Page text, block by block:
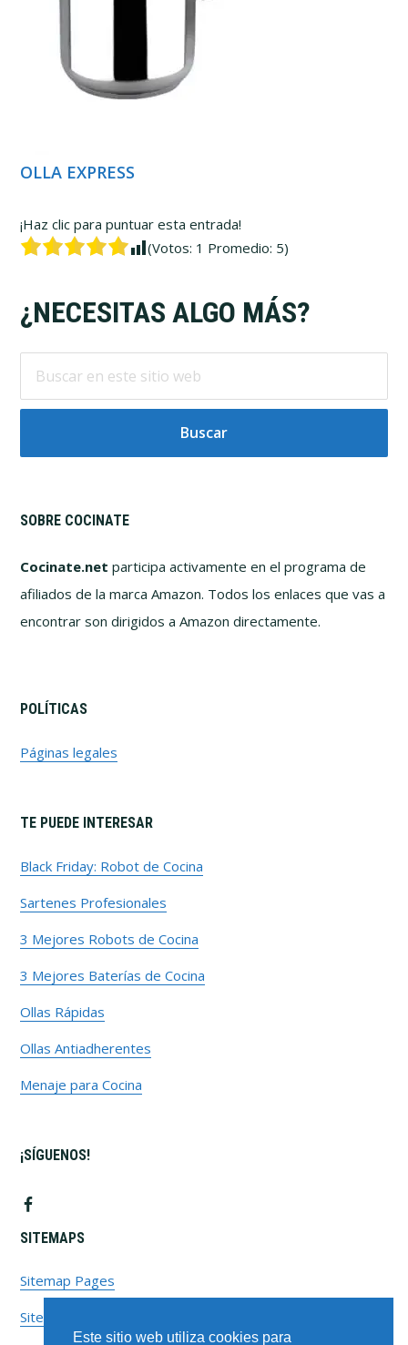
OLLA EXPRESS
¡Haz clic para puntuar esta entrada!
(Votos: 1 Promedio: 5)
Footer
¿NECESITAS ALGO MÁS?
este
SOBRE COCINATE
Cocinate.net participa activamente en el programa de
afiliados de la marca Amazon. Todos los enlaces que vas a
encontrar son dirigidos a Amazon directamente.
POLÍTICAS
Páginas legales
TE PUEDE INTERESAR
Black Friday: Robot de Cocina
Sartenes Profesionales
3 Mejores Robots de Cocina
3 Mejores Baterías de Cocina
Ollas Rápidas
Ollas Antiadherentes
Menaje para Cocina
¡SÍGUENOS!
SITEMAPS
Sitemap Pages
Sitemap Posts
Este sitio web utiliza cookies para